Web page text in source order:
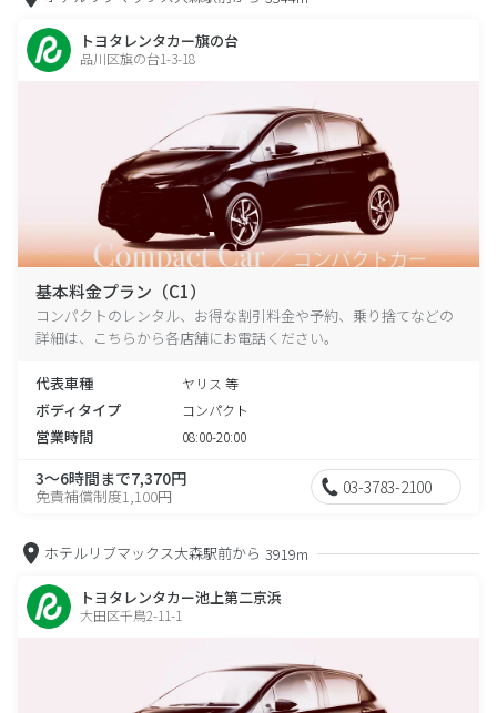
トヨタレンタカー旗の台
品川区旗の台1-3-18
基本料金プラン（C1）
コンパクトのレンタル、お得な割引料金や予約、乗り捨てなどの
詳細は、こちらから各店舗にお電話ください。
代表車種 ヤリス 等
ボディタイプ コンパクト
営業時間 08:00-20:00
3～6時間まで7,370円
免責補償制度1,100円 03-3783-2100
ホテルリブマックス大森駅前から 3919m
トヨタレンタカー池上第二京浜
大田区千鳥2-11-1